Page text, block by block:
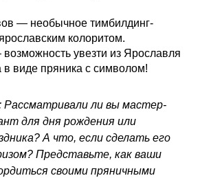
— необычное тимбилдинг-
колоритом.
увезти из Ярославля
в виде пряника с символом!
Рассматривали ли вы мастер-
для дня рождения или
А что, если сделать его
Представьте, как ваши
своими пряничными